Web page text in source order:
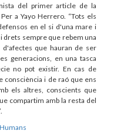
del primer article de la
a Yayo Herrero. “Tots els
en el si d'una mare i
drets sempre que rebem una
que hauran de ser
generacions, en una tasca
no pot existir. En cas de
consciència i de raó que ens
els altres, conscients que
compartim amb la resta del